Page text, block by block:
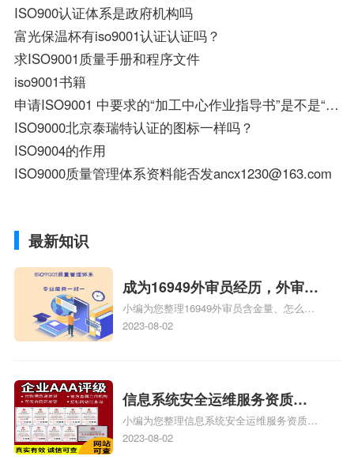
ISO900认证体系是政府机构吗
富光保温杯有iso9001认证认证吗？
求ISO9001质量手册和程序文件
iso9001书籍
申请ISO9001 中要求的“加工中心作业指导书”是不是“安全操作规程”？
ISO9000北京泰瑞特认证的图标一样吗？
ISO9004的作用
ISO9000质量管理体系资料能否发ancx1230@163.com
最新知识
成为16949外审员经历，外审员
16949
小编为您整理16949外审员含金量、怎么才
能成为注册的TS16949:2009的外审员、我
2023-08-02
信息系统安全运维服务资质二
级费用，信息系统安全运维服
务资质二级
小编为您整理信息系统安全运维服务资质认
证证书机构有哪些、安全运维服务资质的费
2023-08-02